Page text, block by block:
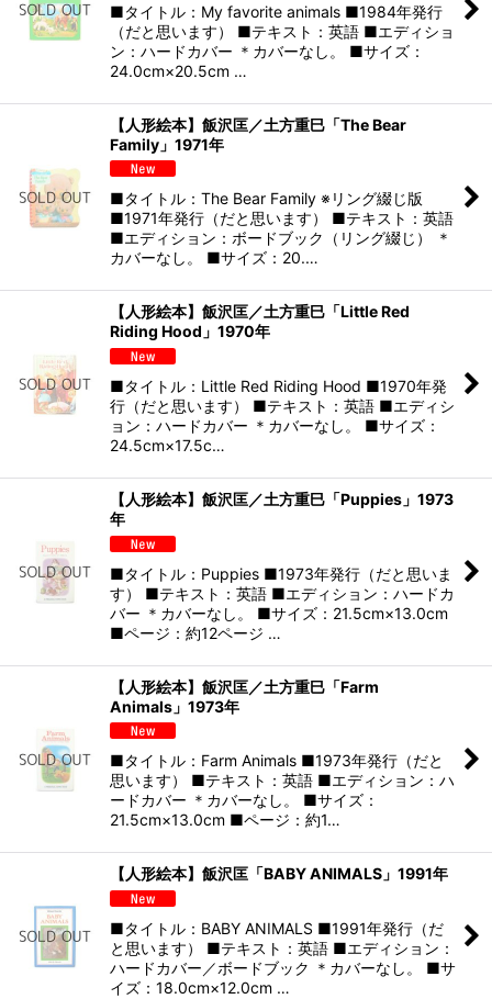
■タイトル：My favorite animals ■1984年発行
（だと思います） ■テキスト：英語 ■エディショ
ン：ハードカバー ＊カバーなし。 ■サイズ：
24.0cm×20.5cm …
【人形絵本】飯沢匡／土方重巳「The Bear
Family」1971年
■タイトル：The Bear Family ※リング綴じ版
■1971年発行（だと思います） ■テキスト：英語
■エディション：ボードブック（リング綴じ） ＊
カバーなし。 ■サイズ：20.…
【人形絵本】飯沢匡／土方重巳「Little Red
Riding Hood」1970年
■タイトル：Little Red Riding Hood ■1970年発
行（だと思います） ■テキスト：英語 ■エディシ
ョン：ハードカバー ＊カバーなし。 ■サイズ：
24.5cm×17.5c…
【人形絵本】飯沢匡／土方重巳「Puppies」1973
年
■タイトル：Puppies ■1973年発行（だと思いま
す） ■テキスト：英語 ■エディション：ハードカ
バー ＊カバーなし。 ■サイズ：21.5cm×13.0cm
■ページ：約12ページ …
【人形絵本】飯沢匡／土方重巳「Farm
Animals」1973年
■タイトル：Farm Animals ■1973年発行（だと
思います） ■テキスト：英語 ■エディション：ハ
ードカバー ＊カバーなし。 ■サイズ：
21.5cm×13.0cm ■ページ：約1…
【人形絵本】飯沢匡「BABY ANIMALS」1991年
■タイトル：BABY ANIMALS ■1991年発行（だ
と思います） ■テキスト：英語 ■エディション：
ハードカバー／ボードブック ＊カバーなし。 ■サ
イズ：18.0cm×12.0cm …